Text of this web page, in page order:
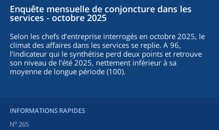
Enquête mensuelle de conjoncture dans les
services - octobre 2025
Selon les chefs d’entreprise interrogés en octobre 2025, le
climat des affaires dans les services se replie. A 96,
l’indicateur qui le synthétise perd deux points et retrouve
son niveau de l’été 2025, nettement inférieur à sa
moyenne de longue période (100).
INFORMATIONS RAPIDES
No 265